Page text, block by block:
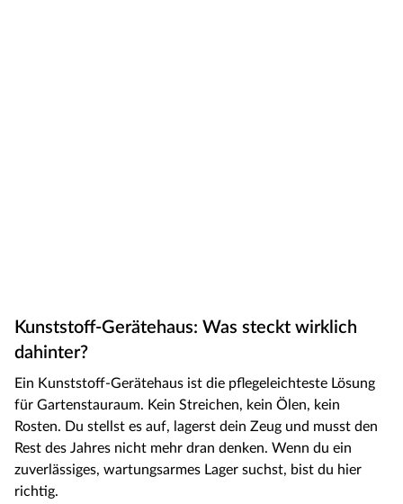
Kunststoff-Gerätehaus: Was steckt wirklich
dahinter?
Ein Kunststoff-Gerätehaus ist die pflegeleichteste Lösung
für Gartenstauraum. Kein Streichen, kein Ölen, kein
Rosten. Du stellst es auf, lagerst dein Zeug und musst den
Rest des Jahres nicht mehr dran denken. Wenn du ein
zuverlässiges, wartungsarmes Lager suchst, bist du hier
richtig.